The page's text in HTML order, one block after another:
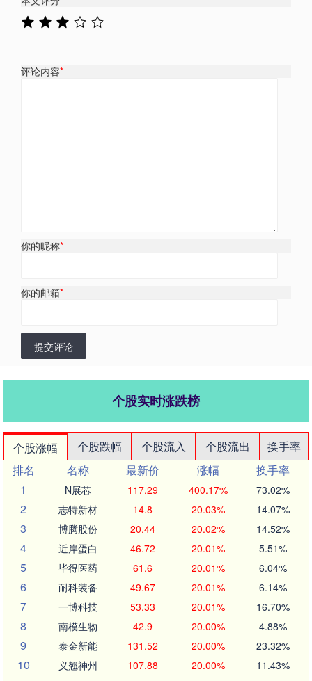
评论内容*
你的昵称*
你的邮箱*
提交评论
个股实时涨跌榜
个股涨幅 个股跌幅 个股流入 个股流出
换手率
排名
名称 最新价 涨幅
换手率
1
N展芯 117.29 400.17% 73.02%
2 志特新材 14.8 20.03% 14.07%
3 博腾股份 20.44 20.02% 14.52%
4 近岸蛋白 46.72 20.01% 5.51%
5 毕得医药 61.6 20.01% 6.04%
6 耐科装备 49.67 20.01% 6.14%
7 一博科技 53.33 20.01% 16.70%
8 南模生物 42.9 20.00% 4.88%
9 泰金新能 131.52 20.00% 23.32%
10 义翘神州 107.88 20.00% 11.43%